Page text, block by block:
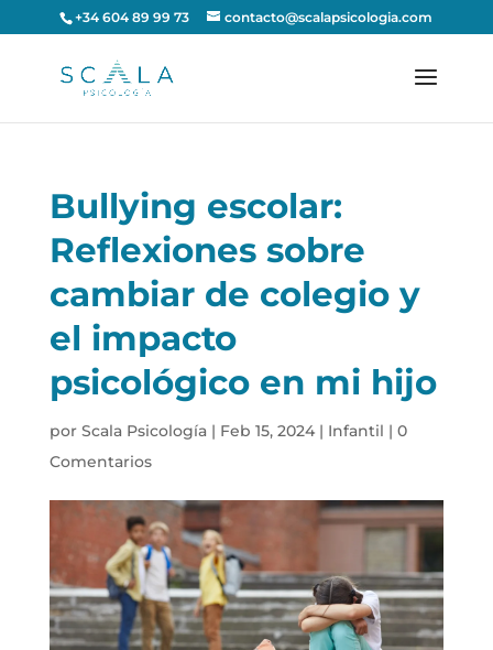
+34 604 89 99 73 contacto@scalapsicologia.com
Bullying escolar:
Reflexiones sobre
cambiar de colegio y
el impacto
psicológico en mi hijo
por Scala Psicología| Feb 15, 2024| Infantil | 0
Comentarios